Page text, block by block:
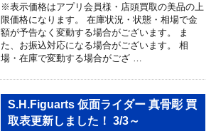
※表示価格はアプリ会員様・店頭買取の美品の上
限価格になります。 在庫状況・状態・相場で金
額が予告なく変動する場合がございます。 ま
た、お振込対応になる場合がございます。 相
場・在庫で変動する場合がござ …
S.H.Figuarts 仮面ライダー 真骨彫 買
取表更新しました！ 3/3～